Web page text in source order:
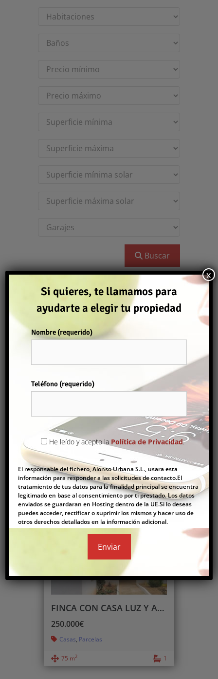
Buscar
TODAS ALQUILER COMPRAR
Ordenar por
Comprar
LOCAL EN VINARÒS VENTA O ALQUILER
110.000€
Locales
120 m2 2
FINCA CON CASA LUZ Y AGUA EN VINARÒS
250.000€
Casas, Parcelas
75 m2 1
Si quieres, te llamamos para
ayudarte a elegir tu propiedad
Nombre (requerido)
Por favor, deja este campo vacío.
Teléfono (requerido)
He leído y acepto la Política de Privacidad.
El responsable del fichero, Alonso Urbana S.L., usara esta
información para responder a las solicitudes de contacto.El
tratamiento de tus datos para la finalidad principal se encuentra
legitimado en base al consentimiento por ti prestado. Los datos
enviados se guardaran en Hosting dentro de la UE.Si lo deseas
puedes acceder, rectificar o suprimir los mismos y hacer uso de
otros derechos detallados en la información adicional.
x